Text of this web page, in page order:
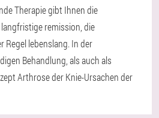
Therapie gibt Ihnen die
remission, die
Regel lebenslang. In der
Behandlung, als auch als
Arthrose der Knie-Ursachen der